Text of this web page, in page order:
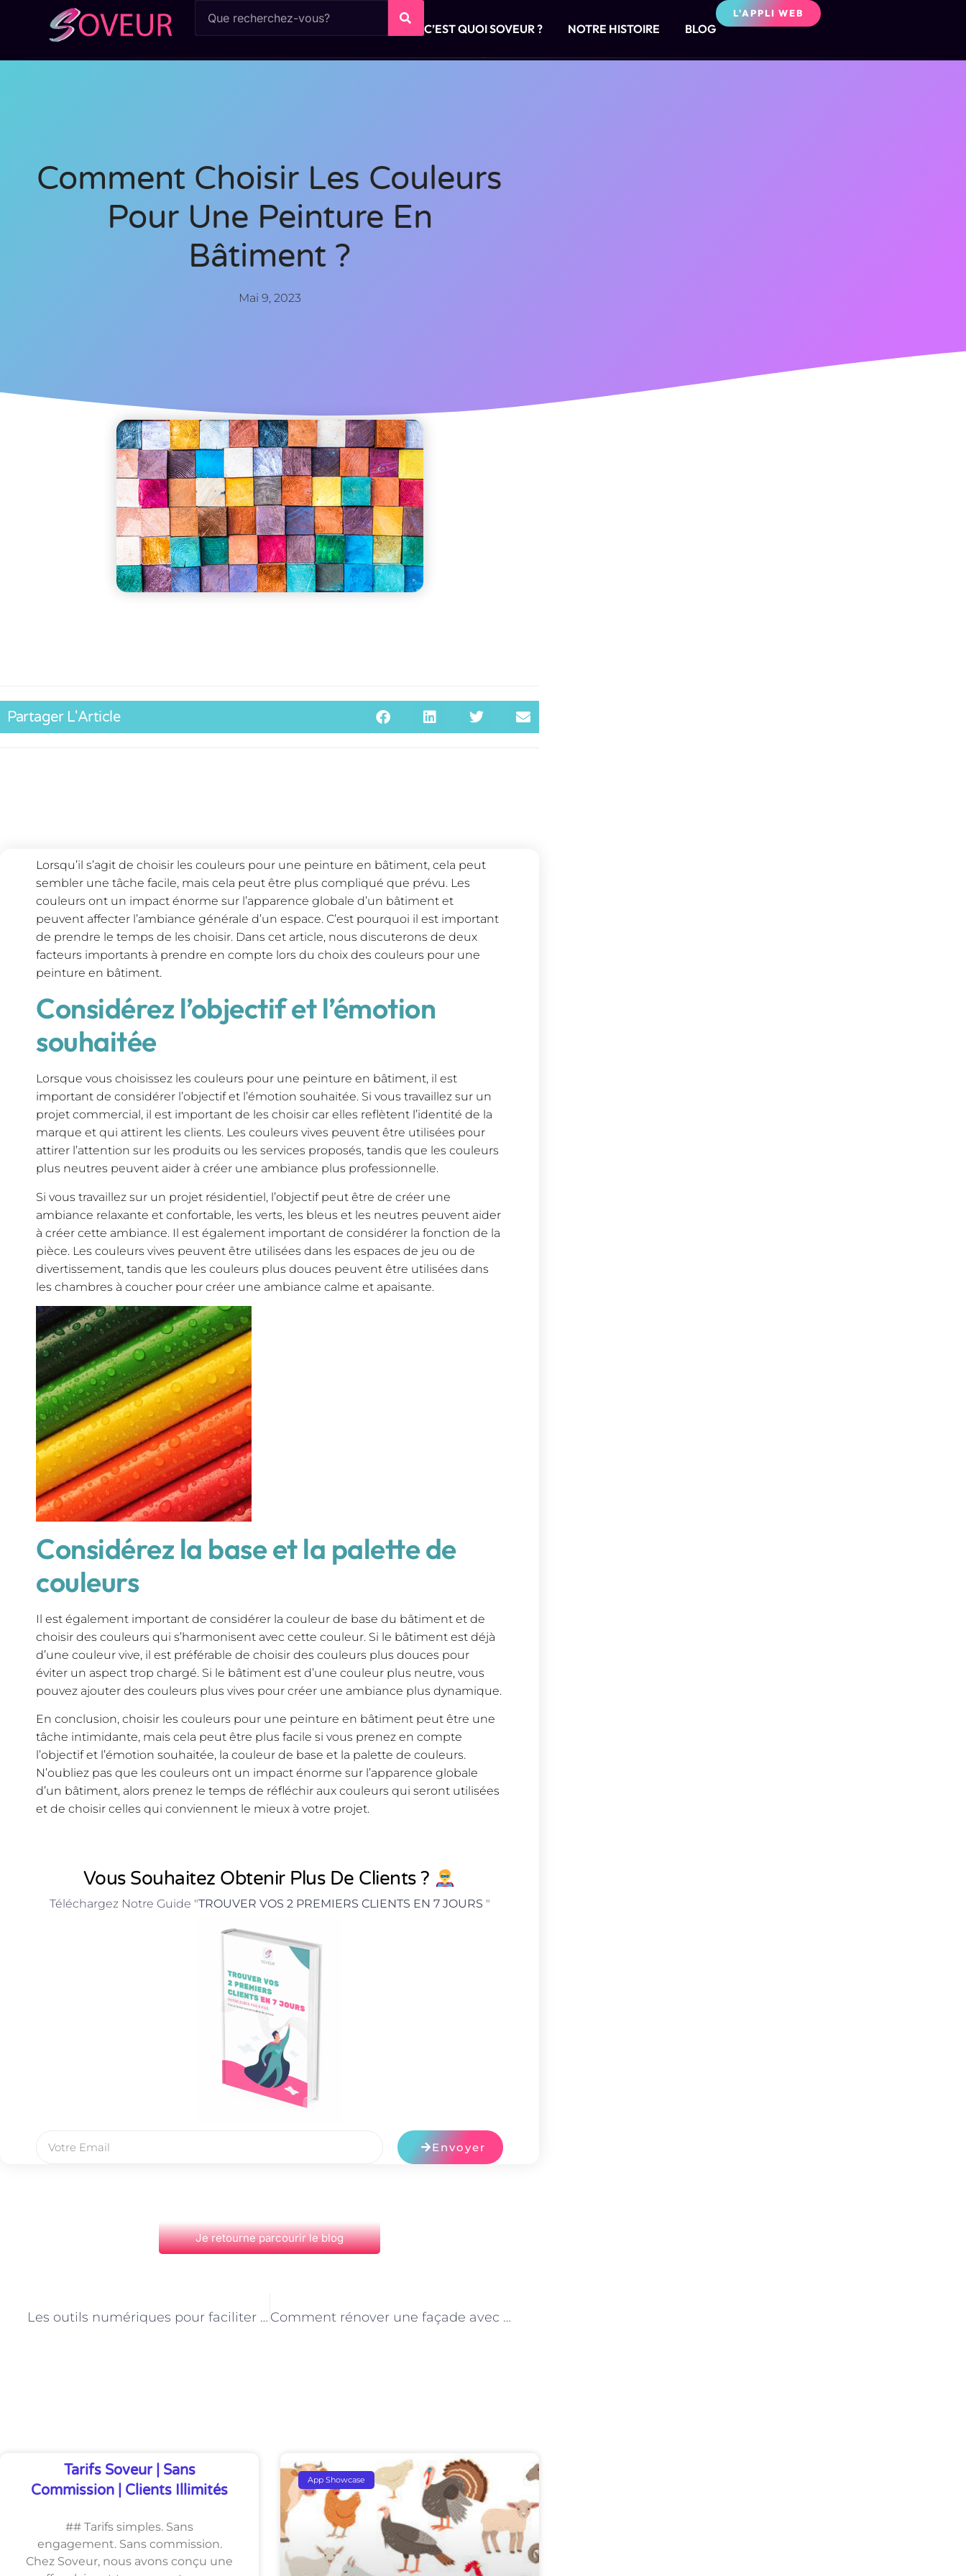
C’EST QUOI SOVEUR ? NOTRE HISTOIRE BLOG
L'APPLI WEB
Comment Choisir Les Couleurs
Pour Une Peinture En
Bâtiment ?
Mai 9, 2023
Partager L'Article
Lorsqu’il s’agit de choisir les couleurs pour une peinture en bâtiment, cela peut
sembler une tâche facile, mais cela peut être plus compliqué que prévu. Les
couleurs ont un impact énorme sur l’apparence globale d’un bâtiment et
peuvent affecter l’ambiance générale d’un espace. C’est pourquoi il est important
de prendre le temps de les choisir. Dans cet article, nous discuterons de deux
facteurs importants à prendre en compte lors du choix des couleurs pour une
peinture en bâtiment.
Considérez l’objectif et l’émotion
souhaitée
Lorsque vous choisissez les couleurs pour une peinture en bâtiment, il est
important de considérer l’objectif et l’émotion souhaitée. Si vous travaillez sur un
projet commercial, il est important de les choisir car elles reflètent l’identité de la
marque et qui attirent les clients. Les couleurs vives peuvent être utilisées pour
attirer l’attention sur les produits ou les services proposés, tandis que les couleurs
plus neutres peuvent aider à créer une ambiance plus professionnelle.
Si vous travaillez sur un projet résidentiel, l’objectif peut être de créer une
ambiance relaxante et confortable, les verts, les bleus et les neutres peuvent aider
à créer cette ambiance. Il est également important de considérer la fonction de la
pièce. Les couleurs vives peuvent être utilisées dans les espaces de jeu ou de
divertissement, tandis que les couleurs plus douces peuvent être utilisées dans
les chambres à coucher pour créer une ambiance calme et apaisante.
Considérez la base et la palette de
couleurs
Il est également important de considérer la couleur de base du bâtiment et de
choisir des couleurs qui s’harmonisent avec cette couleur. Si le bâtiment est déjà
d’une couleur vive, il est préférable de choisir des couleurs plus douces pour
éviter un aspect trop chargé. Si le bâtiment est d’une couleur plus neutre, vous
pouvez ajouter des couleurs plus vives pour créer une ambiance plus dynamique.
En conclusion, choisir les couleurs pour une peinture en bâtiment peut être une
tâche intimidante, mais cela peut être plus facile si vous prenez en compte
l’objectif et l’émotion souhaitée, la couleur de base et la palette de couleurs.
N’oubliez pas que les couleurs ont un impact énorme sur l’apparence globale
d’un bâtiment, alors prenez le temps de réfléchir aux couleurs qui seront utilisées
et de choisir celles qui conviennent le mieux à votre projet.
Vous Souhaitez Obtenir Plus De Clients ?
Téléchargez Notre Guide "TROUVER VOS 2 PREMIERS CLIENTS EN 7 JOURS "
Envoyer
Je retourne parcourir le blog
Les outils numériques pour faciliter le travail d’un peintre en bâtiment Comment rénover une façade avec un peintre en bâtiment ?
Tarifs Soveur | Sans
Commission | Clients Illimités
## Tarifs simples. Sans
engagement. Sans commission.
Chez Soveur, nous avons conçu une
App Showcase